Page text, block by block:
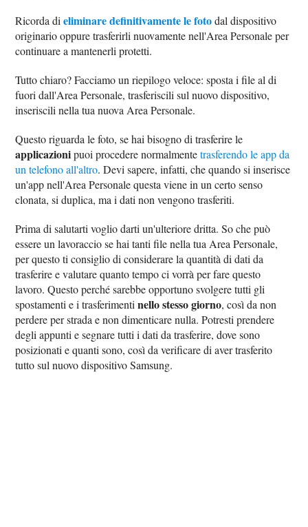
Ricorda dieliminare definitivamente le fotodal dispositivo
originario oppure trasferirli nuovamente nell'Area Personale per
continuare a mantenerli protetti.
Tutto chiaro? Facciamo un riepilogo veloce: sposta i file al di
fuori dall'Area Personale, trasferiscili sul nuovo dispositivo,
inseriscili nella tua nuova Area Personale.
Questo riguarda le foto, se hai bisogno di trasferire le
applicazionipuoi procedere normalmentetrasferendo le app da
un telefono all'altro. Devi sapere, infatti, che quando si inserisce
un'app nell'Area Personale questa viene in un certo senso
clonata, si duplica, ma i dati non vengono trasferiti.
Prima di salutarti voglio darti un'ulteriore dritta. So che può
essere un lavoraccio se hai tanti file nella tua Area Personale,
per questo ti consiglio di considerare la quantità di dati da
trasferire e valutare quanto tempo ci vorrà per fare questo
lavoro. Questo perché sarebbe opportuno svolgere tutti gli
spostamenti e i trasferimentinello stesso giorno, così da non
perdere per strada e non dimenticare nulla. Potresti prendere
degli appunti e segnare tutti i dati da trasferire, dove sono
posizionati e quanti sono, così da verificare di aver trasferito
tutto sul nuovo dispositivo Samsung.